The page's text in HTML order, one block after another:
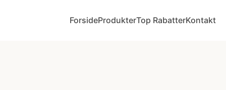
ForsideProdukterTop RabatterKontakt